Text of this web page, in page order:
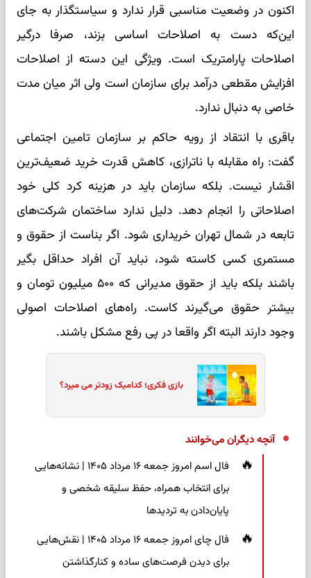
اکنون در وضعیت مناسبی قرار ندارد و سیاستگذار به جای
این‌که دست به اصلاحات اساسی بزند، صرفا درگیر
اصلاحات پارامتریک است. ویژگی این دسته از اصلاحات
افزایش مقطعی درآمد برای سازمان است ولی اثر میان مدت
خاصی به دنبال ندارد.
باقری با انتقاد از رویه حاکم بر سازمان تامین اجتماعی
گفت: راه مقابله با ناترازی، کاهش قدرت خرید ضعیف‌ترین
اقشار نیست. بلکه سازمان باید در هزینه کرد کلی خود
اصلاحاتی را انجام دهد. دلیل ندارد ساختمان شرکت‌های
تابعه در شمال تهران خریداری شود. اگر بناست از حقوق و
مستمری کسی کاسته شود، نباید آن افراد حداقل بگیر
باشند بلکه باید از حقوق مدیرانی که ۵۰۰ میلیون تومان و
بیشتر حقوق می‌گیرند کاست. راه‌های اصلاحات اصولی
وجود دارند البته اگر واقعا در پی رفع مشکل باشند.
بازی فکری؛ کدامیک زودتر می میرد؟
آنچه دیگران می‌خوانند
فال اسم امروز جمعه ۱۶ مرداد ۱۴۰۵ | نشانه‌هایی
برای انتخاب همراه، حفظ سلیقه شخصی و
پایان‌دادن به تردیدها
فال چای امروز جمعه ۱۶ مرداد ۱۴۰۵ | نقش‌هایی
برای دیدن فرصت‌های ساده و کنارگذاشتن